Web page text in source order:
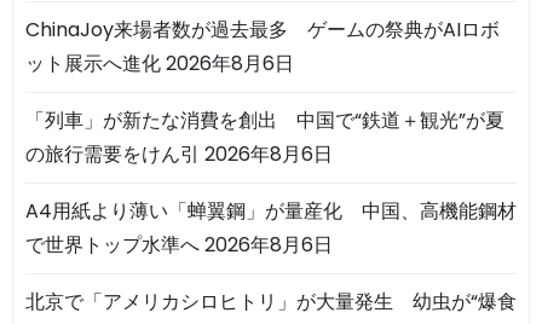
ChinaJoy来場者数が過去最多 ゲームの祭典がAIロボ
ット展示へ進化2026年8月6日
「列車」が新たな消費を創出 中国で“鉄道＋観光”が夏
の旅行需要をけん引 2026年8月6日
A4用紙より薄い「蝉翼鋼」が量産化 中国、高機能鋼材
で世界トップ水準へ2026年8月6日
北京で「アメリカシロヒトリ」が大量発生 幼虫が“爆食